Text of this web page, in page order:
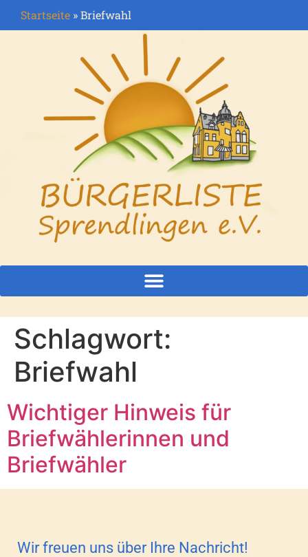
Startseite »Briefwahl
Schlagwort:
Briefwahl
Wichtiger Hinweis für
Briefwählerinnen und
Briefwähler
Wir freuen uns über Ihre Nachricht!